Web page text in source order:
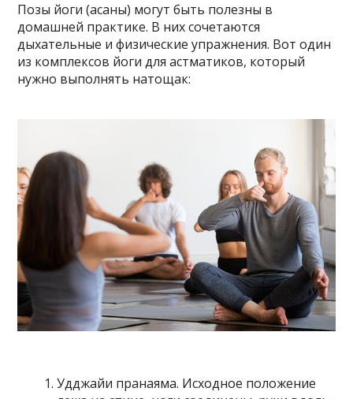
Позы йоги (асаны) могут быть полезны в
домашней практике. В них сочетаются
дыхательные и физические упражнения. Вот один
из комплексов йоги для астматиков, который
нужно выполнять натощак:
Удджайи пранаяма. Исходное положение